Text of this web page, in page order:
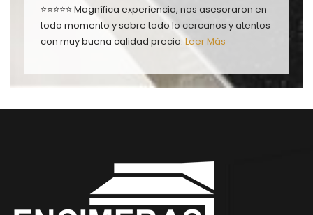
⭐⭐⭐⭐⭐ Magnífica experiencia, nos asesoraron en
todo momento y sobre todo lo cercanos y atentos
con muy buena calidad precio. Leer Más